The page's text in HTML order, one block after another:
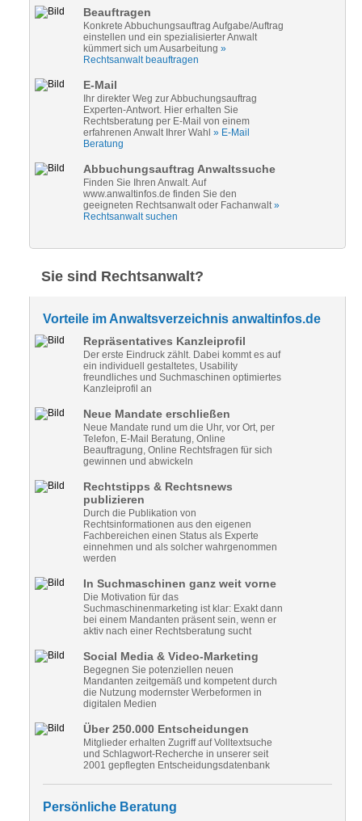
Beauftragen
Konkrete Abbuchungsauftrag Aufgabe/Auftrag
einstellen und ein spezialisierter Anwalt
kümmert sich um Ausarbeitung »
Rechtsanwalt beauftragen
E-Mail
Ihr direkter Weg zur Abbuchungsauftrag
Experten-Antwort. Hier erhalten Sie
Rechtsberatung per E-Mail von einem
erfahrenen Anwalt Ihrer Wahl » E-Mail
Beratung
Abbuchungsauftrag Anwaltssuche
Finden Sie Ihren Anwalt. Auf
www.anwaltinfos.de finden Sie den
geeigneten Rechtsanwalt oder Fachanwalt»
Rechtsanwalt suchen
Sie sind Rechtsanwalt?
Vorteile im Anwaltsverzeichnis anwaltinfos.de
Repräsentatives Kanzleiprofil
Der erste Eindruck zählt. Dabei kommt es auf
ein individuell gestaltetes, Usability
freundliches und Suchmaschinen optimiertes
Kanzleiprofil an
Neue Mandate erschließen
Neue Mandate rund um die Uhr, vor Ort, per
Telefon, E-Mail Beratung, Online
Beauftragung, Online Rechtsfragen für sich
gewinnen und abwickeln
Rechtstipps & Rechtsnews
publizieren
Durch die Publikation von
Rechtsinformationen aus den eigenen
Fachbereichen einen Status als Experte
einnehmen und als solcher wahrgenommen
werden
In Suchmaschinen ganz weit vorne
Die Motivation für das
Suchmaschinenmarketing ist klar: Exakt dann
bei einem Mandanten präsent sein, wenn er
aktiv nach einer Rechtsberatung sucht
Social Media & Video-Marketing
Begegnen Sie potenziellen neuen
Mandanten zeitgemäß und kompetent durch
die Nutzung modernster Werbeformen in
digitalen Medien
Über 250.000 Entscheidungen
Mitglieder erhalten Zugriff auf Volltextsuche
und Schlagwort-Recherche in unserer seit
2001 gepflegten Entscheidungsdatenbank
Persönliche Beratung